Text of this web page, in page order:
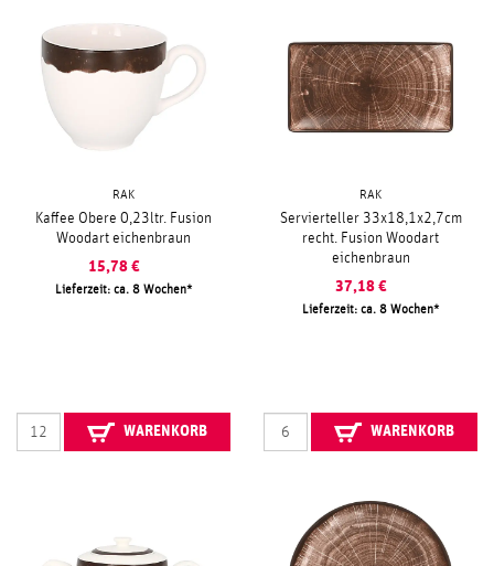
RAK
Kaffee Obere 0,23ltr. Fusion
Woodart eichenbraun
15,78 €
Lieferzeit: ca. 8 Wochen
WARENKORB
RAK
Servierteller 33x18,1x2,7cm
recht. Fusion Woodart
eichenbraun
37,18 €
Lieferzeit: ca. 8 Wochen
WARENKORB